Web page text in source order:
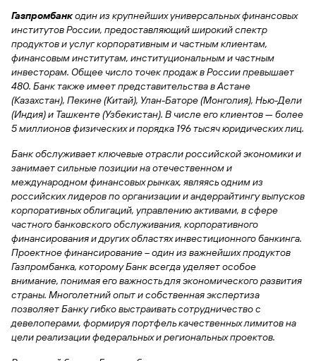
Gazprom
Pay
Федеральный
закон №115-
ФЗ
Как не
попасться
Помощь по
действующему
кредиту
Оформить
страхование
карты
онлайн
Оператор
электронных
денежных
сайту
Вклады
поиск
по
сайту
Вклады
счет
Брокер-
клиент
Дистанционные
сервисы
Стать
клиентом
Газпромбанка
онлайн
Открытый
API
курсов
валют и
металлов
Быстрый
поиск
по
бизнеса
Офисы
обслуживания
юридических
лиц
Документы
для
счета
Быстрый
поиск
по
сайту
Вклады
Газпромбанкодин из крупнейших универсальных финансовых
институтов России, предоставляющий широкий спектр
продуктов и услуг корпоративным и частным клиентам,
финансовым институтам, институциональным и частным
инвесторам. Общее число точек продаж в России превышает
480. Банк также имеет представительства в Астане
(Казахстан), Пекине (Китай), Улан-Баторе (Монголия), Нью-Дели
(Индия) и Ташкенте (Узбекистан). В числе его клиентов — более
5 миллионов физических и порядка 196 тысяч юридических лиц.
Банк обслуживает ключевые отрасли российской экономики и
занимает сильные позиции на отечественном и
международном финансовых рынках, являясь одним из
российских лидеров по организации и андеррайтингу выпусков
корпоративных облигаций, управлению активами, в сфере
частного банковского обслуживания, корпоративного
финансирования и других областях инвестиционного банкинга.
Проектное финансирование – один из важнейших продуктов
Газпромбанка, которому Банк всегда уделяет особое
внимание, понимая его важность для экономического развития
страны. Многолетний опыт и собственная экспертиза
позволяет Банку гибко выстраивать сотрудничество с
девелоперами, формируя портфель качественных лимитов на
цели реализации федеральных и региональных проектов.